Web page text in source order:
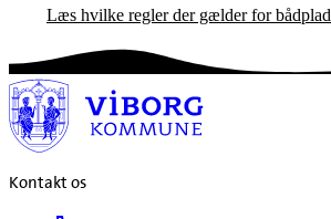
Læs hvilke regler der gælder for
Kontakt os